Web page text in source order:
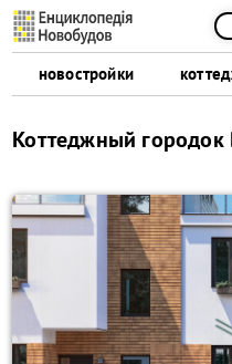
новостройки
Коттеджный городок